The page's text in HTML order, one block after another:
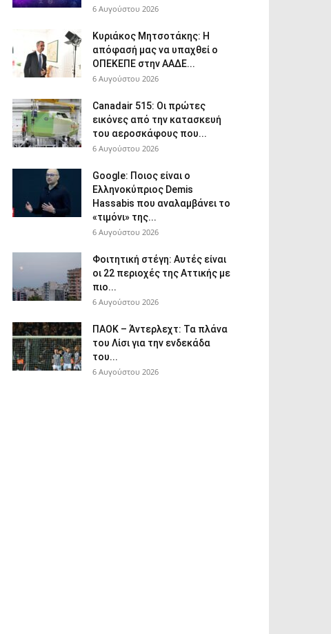
6 Αυγούστου 2026
Κυριάκος Μητσοτάκης: Η
απόφασή μας να υπαχθεί ο
ΟΠΕΚΕΠΕ στην ΑΑΔΕ...
6 Αυγούστου 2026
Canadair 515: Οι πρώτες
εικόνες από την κατασκευή
του αεροσκάφους που...
6 Αυγούστου 2026
Google: Ποιος είναι ο
Ελληνοκύπριος Demis
Hassabis που αναλαμβάνει το
«τιμόνι» της...
6 Αυγούστου 2026
Φοιτητική στέγη: Aυτές είναι
οι 22 περιοχές της Αττικής με
πιο...
6 Αυγούστου 2026
ΠΑΟΚ – Άντερλεχτ: Τα πλάνα
του Λίσι για την ενδεκάδα
του...
6 Αυγούστου 2026